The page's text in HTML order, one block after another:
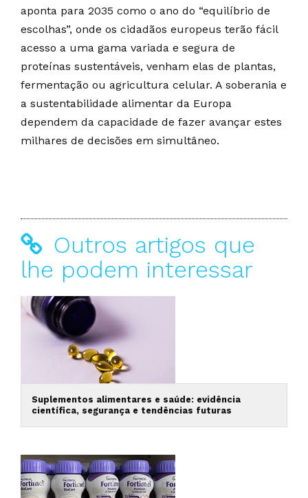
aponta para 2035 como o ano do “equilíbrio de
escolhas”, onde os cidadãos europeus terão fácil
acesso a uma gama variada e segura de
proteínas sustentáveis, venham elas de plantas,
fermentação ou agricultura celular. A soberania e
a sustentabilidade alimentar da Europa
dependem da capacidade de fazer avançar estes
milhares de decisões em simultâneo.
Outros artigos que
lhe podem interessar
Suplementos alimentares e saúde: evidência
científica, segurança e tendências futuras